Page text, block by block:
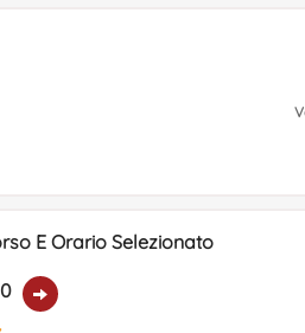
E Orario Selezionato